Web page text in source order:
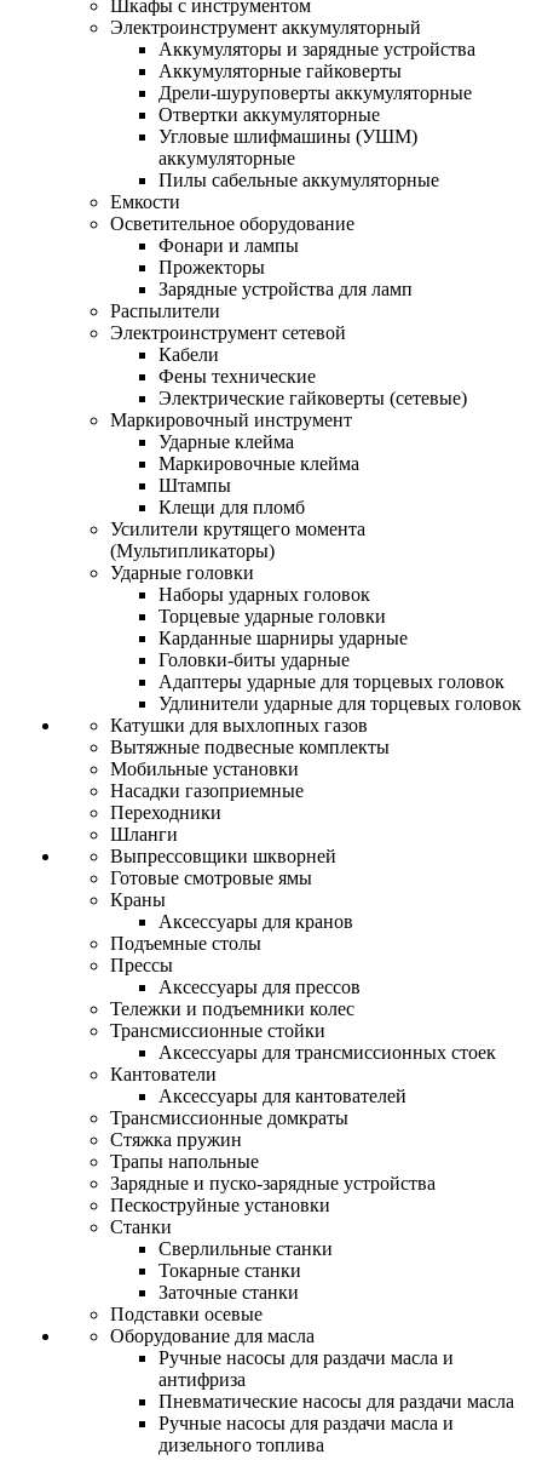
Шкафы с инструментом
Электроинструмент аккумуляторный
Аккумуляторы и зарядные устройства
Аккумуляторные гайковерты
Дрели-шуруповерты аккумуляторные
Отвертки аккумуляторные
Угловые шлифмашины (УШМ)
аккумуляторные
Пилы сабельные аккумуляторные
Емкости
Осветительное оборудование
Фонари и лампы
Прожекторы
Зарядные устройства для ламп
Распылители
Электроинструмент сетевой
Кабели
Фены технические
Электрические гайковерты (сетевые)
Маркировочный инструмент
Ударные клейма
Маркировочные клейма
Штампы
Клещи для пломб
Усилители крутящего момента
(Мультипликаторы)
Ударные головки
Наборы ударных головок
Торцевые ударные головки
Карданные шарниры ударные
Головки-биты ударные
Адаптеры ударные для торцевых головок
Удлинители ударные для торцевых головок
Катушки для выхлопных газов
Вытяжные подвесные комплекты
Мобильные установки
Насадки газоприемные
Переходники
Шланги
Выпрессовщики шкворней
Готовые смотровые ямы
Краны
Аксессуары для кранов
Подъемные столы
Прессы
Аксессуары для прессов
Тележки и подъемники колес
Трансмиссионные стойки
Аксессуары для трансмиссионных стоек
Кантователи
Аксессуары для кантователей
Трансмиссионные домкраты
Стяжка пружин
Трапы напольные
Зарядные и пуско-зарядные устройства
Пескоструйные установки
Станки
Сверлильные станки
Токарные станки
Заточные станки
Подставки осевые
Оборудование для масла
Ручные насосы для раздачи масла и
антифриза
Пневматические насосы для раздачи масла
Ручные насосы для раздачи масла и
дизельного топлива